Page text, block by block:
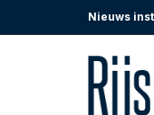
Nieuws